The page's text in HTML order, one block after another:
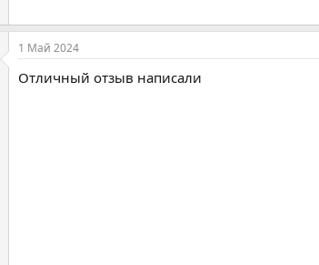
1 Май 2024
Отличный отзыв написали